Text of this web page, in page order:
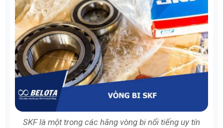
SKF là một trong các hãng vòng bi nổi tiếng uy tín